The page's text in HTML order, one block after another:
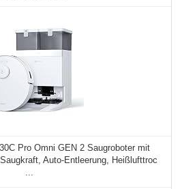
Pro Omni GEN 2 Saugroboter mit
Auto-Entleerung, Heißlufttroc
...